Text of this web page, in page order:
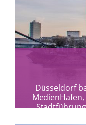
Düsseldorf